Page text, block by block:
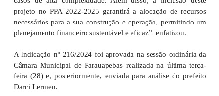
projeto no PPA 2022-2025 garantirá a alocação de recursos
necessários para a sua construção e operação, permitindo um
planejamento financeiro sustentável e eficaz”, enfatizou.
A Indicação nº 216/2024 foi aprovada na sessão ordinária da
Câmara Municipal de Parauapebas realizada na última terça-
feira (28) e, posteriormente, enviada para análise do prefeito
Darci Lermen.